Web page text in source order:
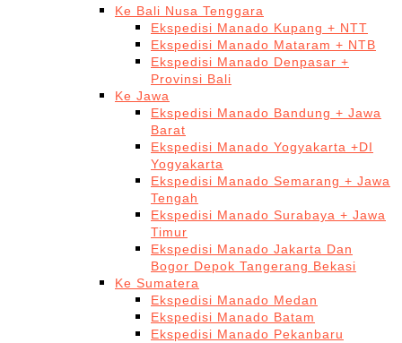
Ke Bali Nusa Tenggara
Ekspedisi Manado Kupang + NTT
Ekspedisi Manado Mataram + NTB
Ekspedisi Manado Denpasar +
Provinsi Bali
Ke Jawa
Ekspedisi Manado Bandung + Jawa
Barat
Ekspedisi Manado Yogyakarta +DI
Yogyakarta
Ekspedisi Manado Semarang + Jawa
Tengah
Ekspedisi Manado Surabaya + Jawa
Timur
Ekspedisi Manado Jakarta Dan
Bogor Depok Tangerang Bekasi
Ke Sumatera
Ekspedisi Manado Medan
Ekspedisi Manado Batam
Ekspedisi Manado Pekanbaru